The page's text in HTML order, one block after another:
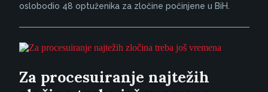
oslobodio 48 optuženika za zločine počinjene u BiH.
Za procesuiranje najtežih